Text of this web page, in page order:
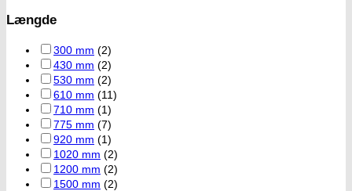
Længde
300 mm (2)
430 mm (2)
530 mm (2)
610 mm (11)
710 mm (1)
775 mm (7)
920 mm (1)
1020 mm (2)
1200 mm (2)
1500 mm (2)